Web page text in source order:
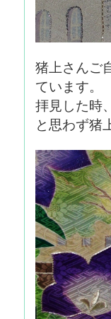
猪上さんご
ています。
拝見した時
と思わず猪